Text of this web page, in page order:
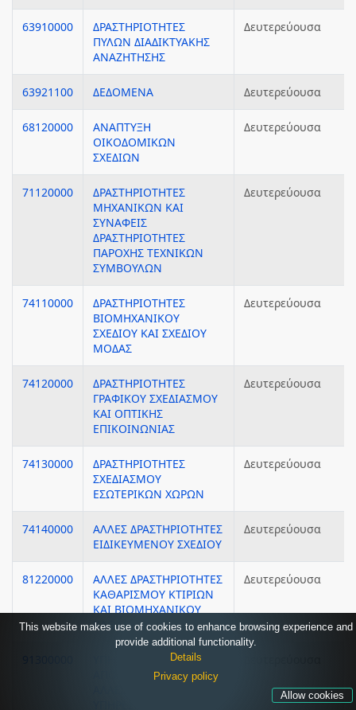
63910000
ΔΡΑΣΤΗΡΙΟΤΗΤΕΣ
ΠΥΛΩΝ ΔΙΑΔΙΚΤΥΑΚΗΣ
ΑΝΑΖΗΤΗΣΗΣ
Δευτερεύουσα
63921100 ΔΕΔΟΜΕΝΑ Δευτερεύουσα
68120000
ΑΝΑΠΤΥΞΗ
ΟΙΚΟΔΟΜΙΚΩΝ
ΣΧΕΔΙΩΝ
Δευτερεύουσα
71120000
ΔΡΑΣΤΗΡΙΟΤΗΤΕΣ
ΜΗΧΑΝΙΚΩΝ ΚΑΙ
ΣΥΝΑΦΕΙΣ
ΔΡΑΣΤΗΡΙΟΤΗΤΕΣ
ΠΑΡΟΧΗΣ ΤΕΧΝΙΚΩΝ
ΣΥΜΒΟΥΛΩΝ
Δευτερεύουσα
74110000
ΔΡΑΣΤΗΡΙΟΤΗΤΕΣ
ΒΙΟΜΗΧΑΝΙΚΟΥ
ΣΧΕΔΙΟΥ ΚΑΙ ΣΧΕΔΙΟΥ
ΜΟΔΑΣ
Δευτερεύουσα
74120000
ΔΡΑΣΤΗΡΙΟΤΗΤΕΣ
ΓΡΑΦΙΚΟΥ ΣΧΕΔΙΑΣΜΟΥ
ΚΑΙ ΟΠΤΙΚΗΣ
ΕΠΙΚΟΙΝΩΝΙΑΣ
Δευτερεύουσα
74130000
ΔΡΑΣΤΗΡΙΟΤΗΤΕΣ
ΣΧΕΔΙΑΣΜΟΥ
ΕΣΩΤΕΡΙΚΩΝ ΧΩΡΩΝ
Δευτερεύουσα
74140000
ΑΛΛΕΣ ΔΡΑΣΤΗΡΙΟΤΗΤΕΣ
ΕΙΔΙΚΕΥΜΕΝΟΥ ΣΧΕΔΙΟΥ
Δευτερεύουσα
81220000
ΑΛΛΕΣ ΔΡΑΣΤΗΡΙΟΤΗΤΕΣ
ΚΑΘΑΡΙΣΜΟΥ ΚΤΙΡΙΩΝ
ΚΑΙ ΒΙΟΜΗΧΑΝΙΚΟΥ
ΚΑΘΑΡΙΣΜΟΥ
Δευτερεύουσα
ΥΠΗΡΕΣΙΕΣ ΔΙΑΤΗΡΗΣΗΣ,
ΑΠΟΚΑΤΑΣΤΑΣΗΣ ΚΑΙ
This website makes use of cookies to enhance browsing experience and
provide additional functionality.
Details
Privacy policy
Allow cookies